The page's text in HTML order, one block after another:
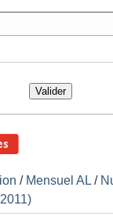
Valider
/ Mensuel AL /